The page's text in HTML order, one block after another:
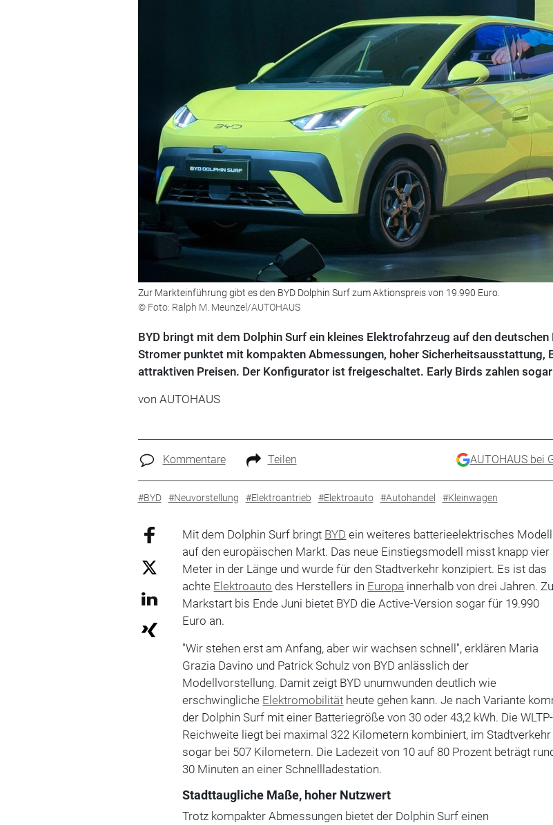
Zur Markteinführung gibt es den BYD Dolphin Surf zum Aktionspreis von 19.990 Euro.
© Foto: Ralph M. Meunzel/AUTOHAUS
BYD bringt mit dem Dolphin Surf ein kleines Elektrofahrzeug auf den deutschen
Stromer punktet mit kompakten Abmessungen, hoher Sicherheitsausstattung,
attraktiven Preisen. Der Konfigurator ist freigeschaltet. Early Birds zahlen
von AUTOHAUS
Kommentare Teilen AUTOHAUS bei
#BYD #Neuvorstellung #Elektroantrieb #Elektroauto #Autohandel #Kleinwagen
Mit dem Dolphin Surf bringt BYD ein weiteres batterieelektrisches Modell
auf den europäischen Markt. Das neue Einstiegsmodell misst knapp vier
Meter in der Länge und wurde für den Stadtverkehr konzipiert. Es ist das
achte Elektroauto des Herstellers in Europa innerhalb von drei Jahren.
Markstart bis Ende Juni bietet BYD die Active-Version sogar für 19.990
Euro an.
"Wir stehen erst am Anfang, aber wir wachsen schnell", erklären Maria
Grazia Davino und Patrick Schulz von BYDanlässlich der
Modellvorstellung. Damit zeigt BYD unumwunden deutlich wie
erschwingliche Elektromobilität heute gehen kann. Je nach Variante
der Dolphin Surf mit einer Batteriegröße von 30 oder 43,2 kWh. Die WLTP-
Reichweite liegt bei maximal 322 Kilometern kombiniert, im Stadtverkehr
sogar bei 507 Kilometern. Die Ladezeit von 10 auf 80 Prozent beträgt
30 Minuten an einer Schnellladestation.
Stadttaugliche Maße, hoher Nutzwert
Trotz kompakter Abmessungen bietet der Dolphin Surf einen